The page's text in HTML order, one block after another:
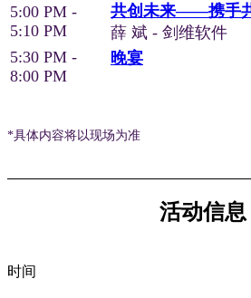
5:00 PM -
5:10 PM
共创未来——携手
薛 斌 - 剑维软件
5:30 PM -
8:00 PM
晚宴
*具体内容将以现场为准
活动信息
时间